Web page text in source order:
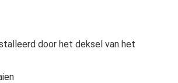
door het deksel van het